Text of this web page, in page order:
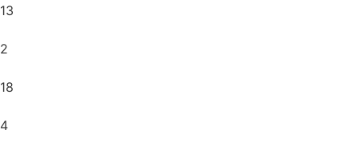
13
2
18
4